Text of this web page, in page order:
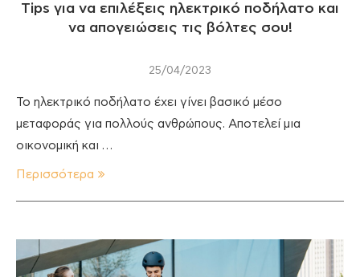
Tips για να επιλέξεις ηλεκτρικό ποδήλατο και
να απογειώσεις τις βόλτες σου!
25/04/2023
Το ηλεκτρικό ποδήλατο έχει γίνει βασικό μέσο
μεταφοράς για πολλούς ανθρώπους. Αποτελεί μια
οικονομική και …
Περισσότερα